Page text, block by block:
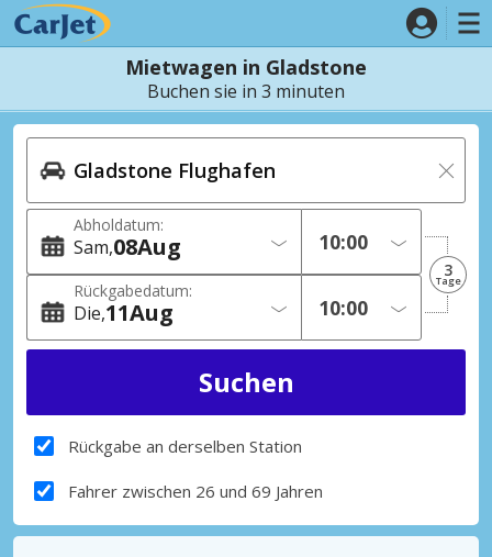
Mietwagen in Gladstone
Buchen sie in 3 minuten
Abholdatum:
Sam 08Aug
Rückgabedatum:
Die 11Aug
3
Tage
Rückgabe an derselben Station
Fahrer zwischen 26 und 69 Jahren